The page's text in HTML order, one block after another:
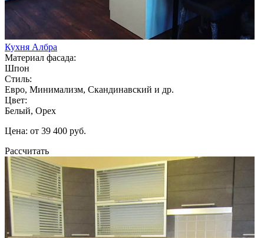
Кухня Албра
Материал фасада:
Шпон
Стиль:
Евро, Минимализм, Скандинавский и др.
Цвет:
Белый, Орех
Цена: от 39 400 руб.
Рассчитать